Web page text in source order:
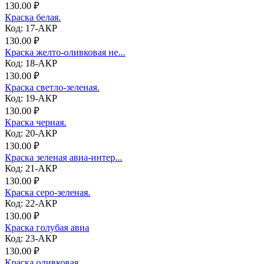
130.00 ₽
Краска белая.
Код: 17-АКР
130.00 ₽
Краска желто-оливковая не...
Код: 18-АКР
130.00 ₽
Краска светло-зеленая.
Код: 19-АКР
130.00 ₽
Краска черная.
Код: 20-АКР
130.00 ₽
Краска зеленая авиа-интер...
Код: 21-АКР
130.00 ₽
Краска серо-зеленая.
Код: 22-АКР
130.00 ₽
Краска голубая авиа
Код: 23-АКР
130.00 ₽